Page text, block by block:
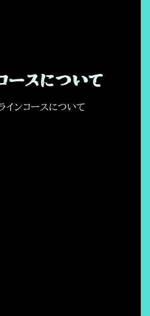
ースについて
インコースについて